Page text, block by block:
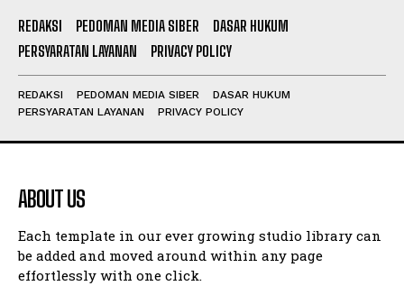
REDAKSI PEDOMAN MEDIA SIBER
DASAR HUKUM
PERSYARATAN LAYANAN
PRIVACY POLICY
REDAKSI PEDOMAN MEDIA SIBER
DASAR HUKUM
PERSYARATAN LAYANAN
PRIVACY POLICY
ABOUT US
Each template in our ever growing studio library can
be added and moved around within any page
effortlessly with one click.